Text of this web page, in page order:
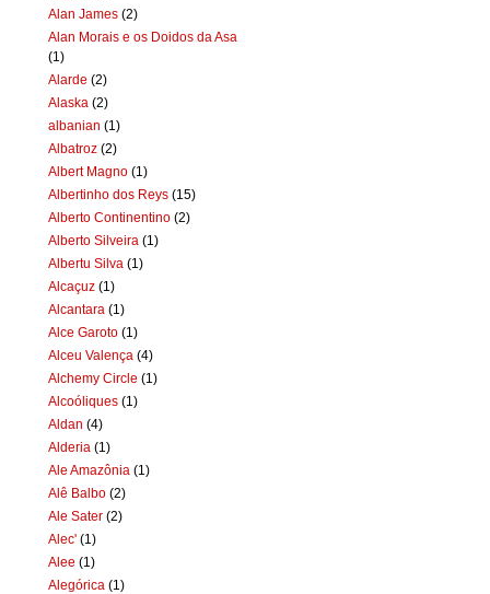
Alan James (2)
Alan Morais e os Doidos da Asa
(1)
Alarde (2)
Alaska (2)
albanian (1)
Albatroz (2)
Albert Magno (1)
Albertinho dos Reys (15)
Alberto Continentino (2)
Alberto Silveira (1)
Albertu Silva (1)
Alcaçuz (1)
Alcantara (1)
Alce Garoto (1)
Alceu Valença (4)
Alchemy Circle (1)
Alcoóliques (1)
Aldan (4)
Alderia (1)
Ale Amazônia (1)
Alê Balbo (2)
Ale Sater (2)
Alec' (1)
Alee (1)
Alegórica (1)